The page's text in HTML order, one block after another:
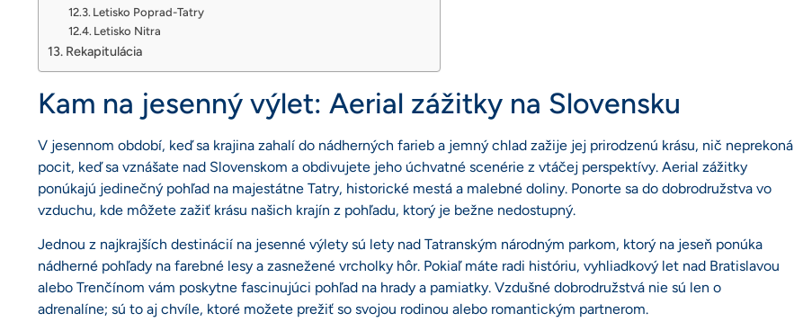
Letisko Poprad-Tatry
Letisko Nitra
Rekapitulácia
Kam na jesenný výlet: Aerial zážitky na Slovensku
V jesennom období, keď sa krajina zahalí do nádherných farieb a jemný chlad zažije jej prirodzenú krásu, nič neprekoná
pocit, keď sa vznášate nad Slovenskom a obdivujete jeho úchvatné scenérie z vtáčej perspektívy. Aerial zážitky
ponúkajú jedinečný pohľad na majestátne Tatry, historické mestá a malebné doliny. Ponorte sa do dobrodružstva vo
vzduchu, kde môžete zažiť krásu našich krajín z pohľadu, ktorý je bežne nedostupný.
Jednou z najkrajších destinácií na jesenné výlety sú lety nad Tatranským národným parkom, ktorý na jeseň ponúka
nádherné pohľady na farebné lesy a zasnežené vrcholky hôr. Pokiaľ máte radi históriu, vyhliadkový let nad Bratislavou
alebo Trenčínom vám poskytne fascinujúci pohľad na hrady a pamiatky. Vzdušné dobrodružstvá nie sú len o
adrenalíne; sú to aj chvíle, ktoré možete prežiť so svojou rodinou alebo romantickým partnerom.